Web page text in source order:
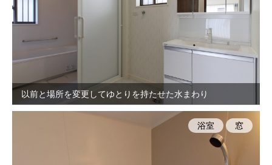
以前と場所を変更してゆとりを持たせた水まわり
浴室 窓